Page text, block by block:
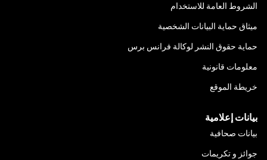
الشروط العامة للاستخدام
ميثاق حماية البيانات الشخصية
حماية حقوق النشر لوكالة فرانس برس
معلومات قانونية
خريطة الموقع
بيانات إعلامية
بيانات صحافية
جوائز و تكريمات